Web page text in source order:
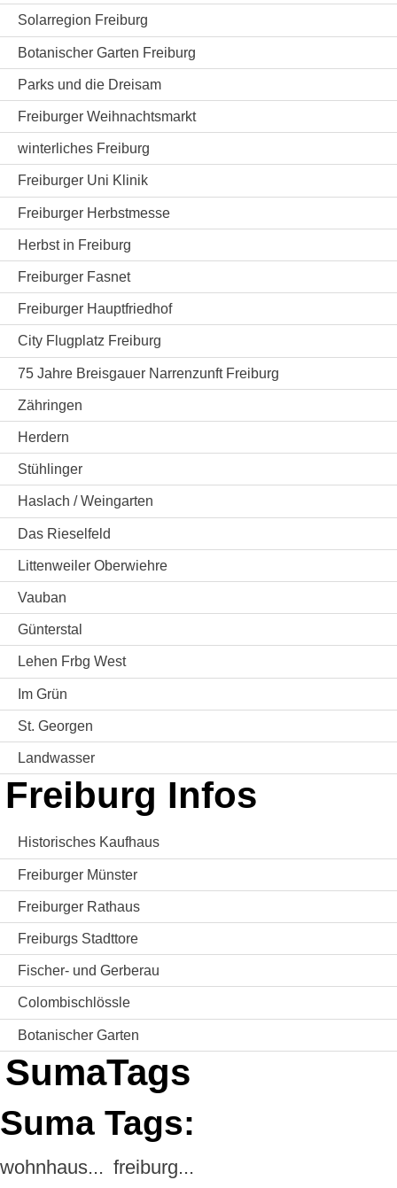
Solarregion Freiburg
Botanischer Garten Freiburg
Parks und die Dreisam
Freiburger Weihnachtsmarkt
winterliches Freiburg
Freiburger Uni Klinik
Freiburger Herbstmesse
Herbst in Freiburg
Freiburger Fasnet
Freiburger Hauptfriedhof
City Flugplatz Freiburg
75 Jahre Breisgauer Narrenzunft Freiburg
Zähringen
Herdern
Stühlinger
Haslach / Weingarten
Das Rieselfeld
Littenweiler Oberwiehre
Vauban
Günterstal
Lehen Frbg West
Im Grün
St. Georgen
Landwasser
Freiburg Infos
Historisches Kaufhaus
Freiburger Münster
Freiburger Rathaus
Freiburgs Stadttore
Fischer- und Gerberau
Colombischlössle
Botanischer Garten
SumaTags
Suma Tags:
wohnhaus... freiburg...